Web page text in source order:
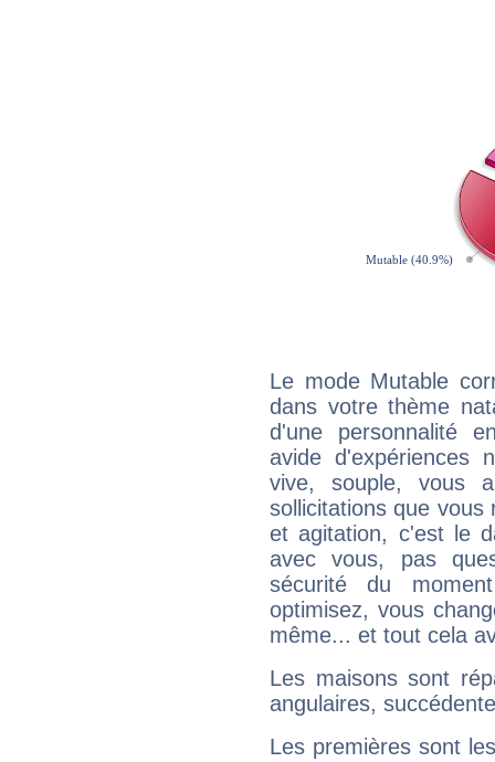
Le mode Mutable
dans votre thème
d'une personnalité
avide d'expériences
vive, souple, vous
sollicitations que vous
et agitation, c'est le
avec vous, pas
sécurité du
optimisez, vous
même... et tout cela
Les maisons sont
angulaires,
Les premières sont